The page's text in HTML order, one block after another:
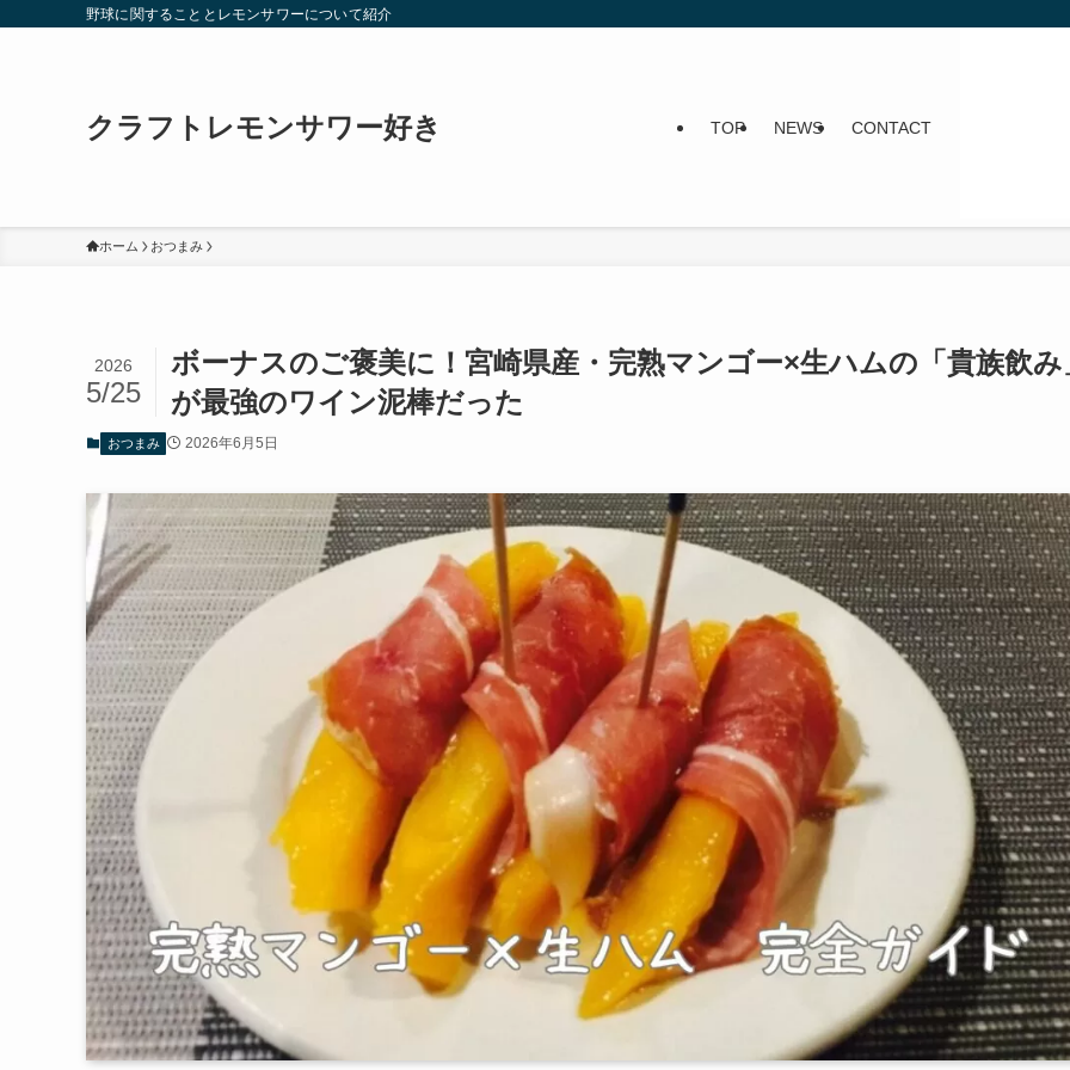
野球に関することとレモンサワーについて紹介
クラフトレモンサワー好き TOP NEWS CONTACT
ホーム おつまみ
ボーナスのご褒美に！宮崎県産・完熟マンゴー×生ハムの「貴族飲み
が最強のワイン泥棒だった
2026
5/25
おつまみ 2026年6月5日